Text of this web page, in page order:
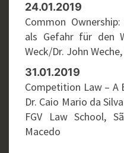
24.01.2019
Common
als Gefahr für den
Weck/Dr. John
31.01.2019
Competition Law – A
Dr. Caio Mario da
FGV Law School,
Macedo